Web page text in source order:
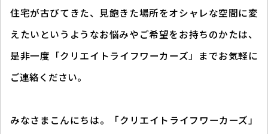
住宅が古びてきた、見飽きた場所をオシャレな空間に変
えたいというようなお悩みやご希望をお持ちのかたは、
是非一度「クリエイトライフワーカーズ」までお気軽に
ご連絡ください。
みなさまこんにちは。「クリエイトライフワーカーズ」